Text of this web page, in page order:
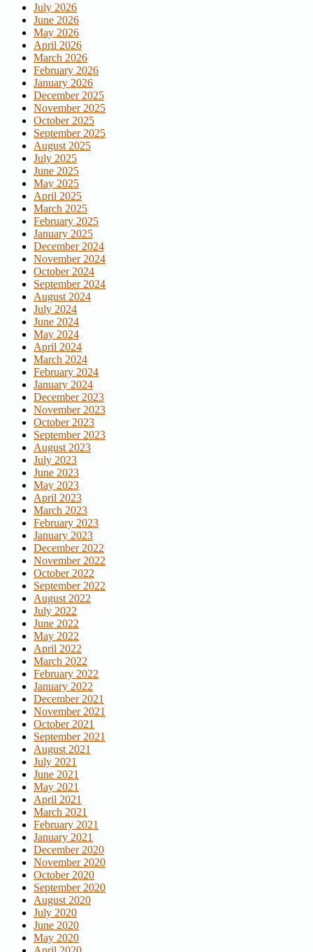
July 2026
June 2026
May 2026
April 2026
March 2026
February 2026
January 2026
December 2025
November 2025
October 2025
September 2025
August 2025
July 2025
June 2025
May 2025
April 2025
March 2025
February 2025
January 2025
December 2024
November 2024
October 2024
September 2024
August 2024
July 2024
June 2024
May 2024
April 2024
March 2024
February 2024
January 2024
December 2023
November 2023
October 2023
September 2023
August 2023
July 2023
June 2023
May 2023
April 2023
March 2023
February 2023
January 2023
December 2022
November 2022
October 2022
September 2022
August 2022
July 2022
June 2022
May 2022
April 2022
March 2022
February 2022
January 2022
December 2021
November 2021
October 2021
September 2021
August 2021
July 2021
June 2021
May 2021
April 2021
March 2021
February 2021
January 2021
December 2020
November 2020
October 2020
September 2020
August 2020
July 2020
June 2020
May 2020